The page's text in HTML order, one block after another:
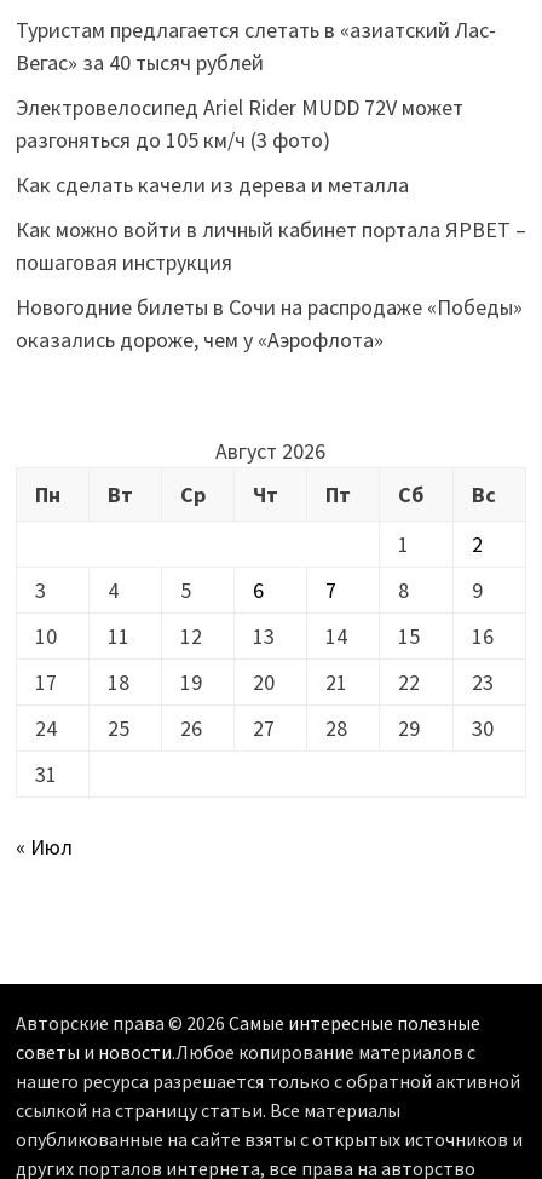
Туристам предлагается слетать в «азиатский Лас-
Вегас» за 40 тысяч рублей
Электровелосипед Ariel Rider MUDD 72V может
разгоняться до 105 км/ч (3 фото)
Как сделать качели из дерева и металла
Как можно войти в личный кабинет портала ЯРВЕТ –
пошаговая инструкция
Новогодние билеты в Сочи на распродаже «Победы»
оказались дороже, чем у «Аэрофлота»
Август 2026
Пн
Вт Ср Чт Пт Сб
Вс
1
2
3
4 5 6 7 8
9
10
11 12 13 14 15
16
17
18 19 20 21 22
23
24
25 26 27 28 29
30
31
« Июл
Авторские права © 2026 Самые интересные полезные
советы и новости.Любое копирование материалов с
нашего ресурса разрешается только с обратной активной
ссылкой на страницу статьи. Все материалы
опубликованные на сайте взяты с открытых источников и
других порталов интернета, все права на авторство